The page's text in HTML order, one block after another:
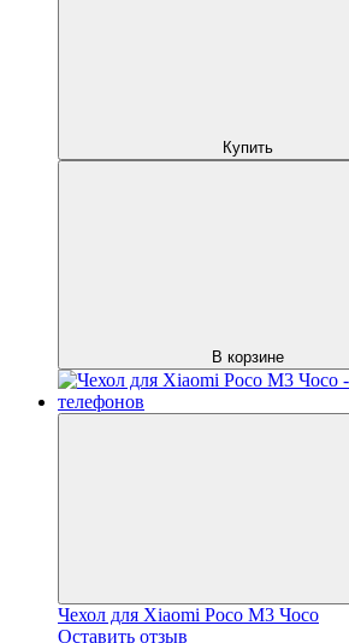
Купить
В корзине
Чехол для Xiaomi Poco M3 Чосо
Оставить отзыв